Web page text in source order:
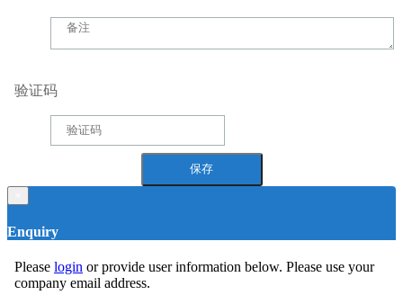
验证码
Enquiry
Please login or provide user information below. Please use your
company email address.